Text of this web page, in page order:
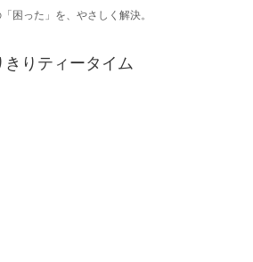
困った」を、やさしく解決。
きりティータイム